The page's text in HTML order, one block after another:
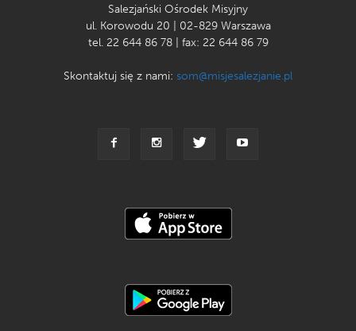
Salezjański Ośrodek Misyjny
ul. Korowodu 20 | 02-829 Warszawa
tel. 22 644 86 78 | fax: 22 644 86 79
Skontaktuj się z nami: som@misjesalezjanie.pl